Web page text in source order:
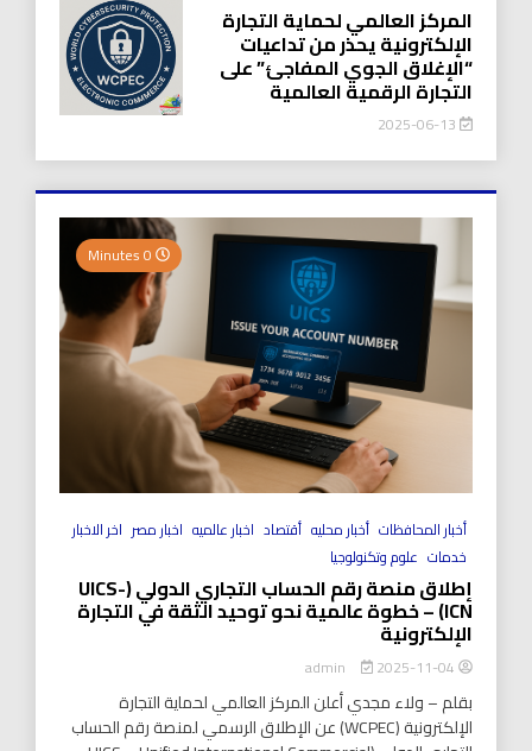
المركز العالمي لحماية التجارة
الإلكترونية يحذر من تداعيات
“الإغلاق الجوي المفاجئ” على
التجارة الرقمية العالمية
2025-06-13
أخبار المحافظات أخبار محليه أقتصاد اخبار عالميه اخبار مصر اخر الاخبار
خدمات علوم وتكنولوجيا
إطلاق منصة رقم الحساب التجاري الدولي (UICS-
ICN) – خطوة عالمية نحو توحيد الثقة في التجارة
الإلكترونية
2025-11-04
بقلم – ولاء مجدي أعلن المركز العالمي لحماية التجارة
الإلكترونية (WCPEC) عن الإطلاق الرسمي لمنصة رقم الحساب